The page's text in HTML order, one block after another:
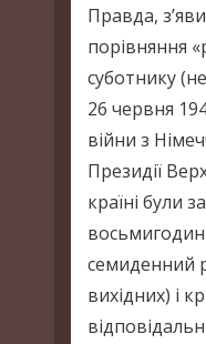
Правда,
порівняння
суботнику
26 червня
війни з
Президії
країні були
семиденний
вихідних) і